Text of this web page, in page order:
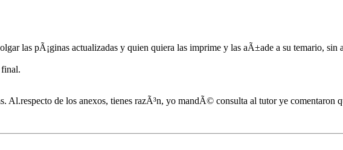
las pÃ¡ginas actualizadas y quien quiera las imprime y las aÃ±ade a su temario, sin
Al.respecto de los anexos, tienes razÃ³n, yo mandÃ© consulta al tutor ye comentaron